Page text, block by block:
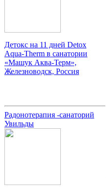
Детокс на 11 дней Detox
Aqua-Therm в санатории
«Машук Аква-Терм»,
Железноводск, Россия
Радонотерапия -санаторий
Увильды